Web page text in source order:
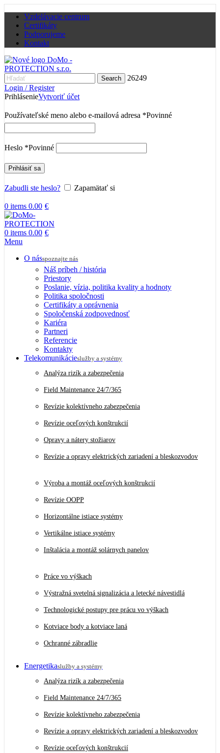
Vzdelávacie centrum
Certifikáty
Podporujeme
Kontakt
Search
26249
Login / Register
PrihlásenieVytvoriť účet
Používateľské meno alebo e-mailová adresa *Povinné
Heslo *Povinné
Prihlásiť sa
Zabudli ste heslo? Zapamätať si
0 items 0.00 €
0 items 0.00 €
Menu
O násspoznajte nás
Náš príbeh / história
Priestory
Poslanie, vízia, politika kvality a hodnoty
Politika spoločnosti
Certifikáty a oprávnenia
Spoločenská zodpovednosť
Kariéra
Partneri
Referencie
Kontakty
Telekomunikácieslužby a systémy
Analýza rizík a zabezpečenia
Field Maintenance 24/7/365
Revízie kolektívneho zabezpečenia
Revízie oceľových konštrukcií
Opravy a nátery stožiarov
Revízie a opravy elektrických zariadení a bleskozvodov
Výroba a montáž oceľových konštrukcií
Revízie OOPP
Horizontálne istiace systémy
Vertikálne istiace systémy
Inštalácia a montáž solárnych panelov
Práce vo výškach
Výstražná svetelná signalizácia a letecké návestidlá
Technologické postupy pre prácu vo výškach
Kotviace body a kotviace laná
Ochranné zábradlie
Energetikaslužby a systémy
Analýza rizík a zabezpečenia
Field Maintenance 24/7/365
Revízie kolektívneho zabezpečenia
Revízie a opravy elektrických zariadení a bleskozvodov
Revízie oceľových konštrukcií